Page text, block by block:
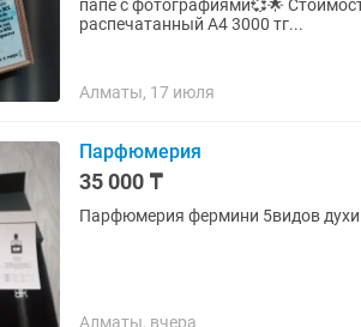
папе с фотографиями💞🌟 Стоимость постера: 1500 тг - в электронном варианте 2000 тг -
распечатанный А4 3000 тг...
Алматы, 17 июля
Парфюмерия
35 000 ₸
Парфюмерия фермини 5видов
Алматы, вчера